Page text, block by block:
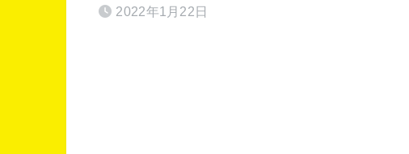
2022年1月22日